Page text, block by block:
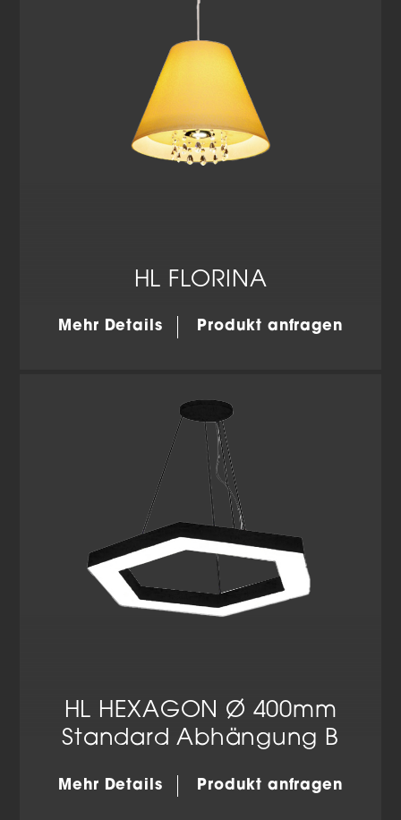
HL FLORINA
Mehr Details Produkt anfragen
HL HEXAGON Ø 400mm
Standard Abhängung B
Mehr Details Produkt anfragen